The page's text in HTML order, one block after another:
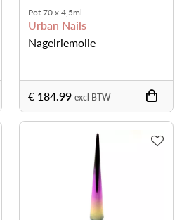
Pot 70 x 4,5ml
Urban Nails
Nagelriemolie
€ 184.99 excl BTW